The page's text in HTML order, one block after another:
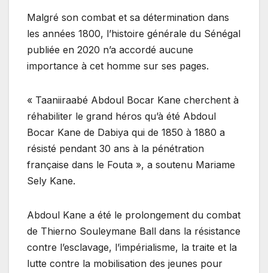
Malgré son combat et sa détermination dans
les années 1800, l’histoire générale du Sénégal
publiée en 2020 n’a accordé aucune
importance à cet homme sur ses pages.
« Taaniiraabé Abdoul Bocar Kane cherchent à
réhabiliter le grand héros qu’à été Abdoul
Bocar Kane de Dabiya qui de 1850 à 1880 a
résisté pendant 30 ans à la pénétration
française dans le Fouta », a soutenu Mariame
Sely Kane.
Abdoul Kane a été le prolongement du combat
de Thierno Souleymane Ball dans la résistance
contre l’esclavage, l’impérialisme, la traite et la
lutte contre la mobilisation des jeunes pour